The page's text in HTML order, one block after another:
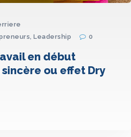
,Leadership 0
en début
sincère ou effet Dry